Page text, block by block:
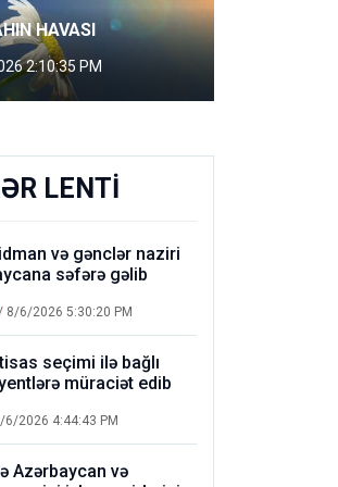
HAVASI
2:10:35 PM
LENTİ
və gənclər naziri
səfərə gəlib
/ 8/6/2026 5:30:20 PM
seçimi ilə bağlı
müraciət edib
6/2026 4:44:43 PM
Azərbaycan və